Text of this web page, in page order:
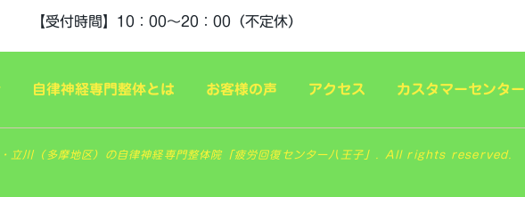
【受付時間】 10：00～20：00（不定休）
自律神経専門整体とは お客様の声 アクセス カスタマーセンター
川（多摩地区）の自律神経専門整体院「疲労回復センター八王子」. All rights reserved.